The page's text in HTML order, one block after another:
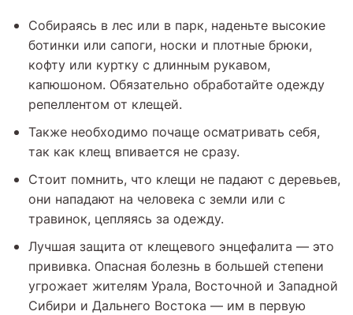
Собираясь в лес или в парк, наденьте высокие
ботинки или сапоги, носки и плотные брюки,
кофту или куртку с длинным рукавом,
капюшоном. Обязательно обработайте одежду
репеллентом от клещей.
Также необходимо почаще осматривать себя,
так как клещ впивается не сразу.
Стоит помнить, что клещи не падают с деревьев,
они нападают на человека с земли или с
травинок, цепляясь за одежду.
Лучшая защита от клещевого энцефалита — это
прививка. Опасная болезнь в большей степени
угрожает жителям Урала, Восточной и Западной
Сибири и Дальнего Востока — им в первую